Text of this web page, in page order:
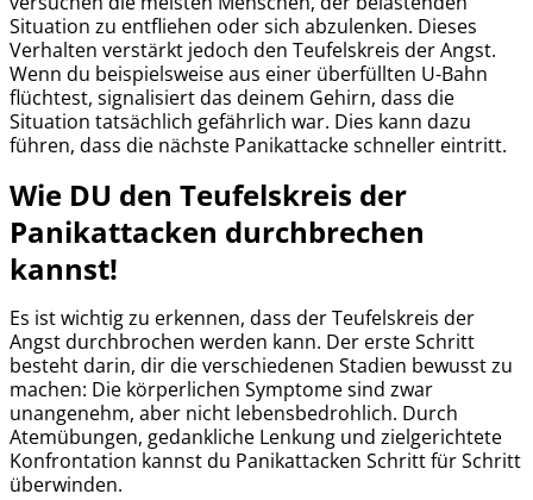
Situation zu entfliehen oder sich abzulenken. Dieses
Verhalten verstärkt jedoch den Teufelskreis der Angst.
Wenn du beispielsweise aus einer überfüllten U-Bahn
flüchtest, signalisiert das deinem Gehirn, dass die
Situation tatsächlich gefährlich war. Dies kann dazu
führen, dass die nächste Panikattacke schneller eintritt.
Wie DU den Teufelskreis der
Panikattacken durchbrechen
kannst!
Es ist wichtig zu erkennen, dass der Teufelskreis der
Angst durchbrochen werden kann. Der erste Schritt
besteht darin, dir die verschiedenen Stadien bewusst zu
machen: Die körperlichen Symptome sind zwar
unangenehm, aber nicht lebensbedrohlich. Durch
Atemübungen, gedankliche Lenkung und zielgerichtete
Konfrontation kannst du Panikattacken Schritt für Schritt
überwinden.